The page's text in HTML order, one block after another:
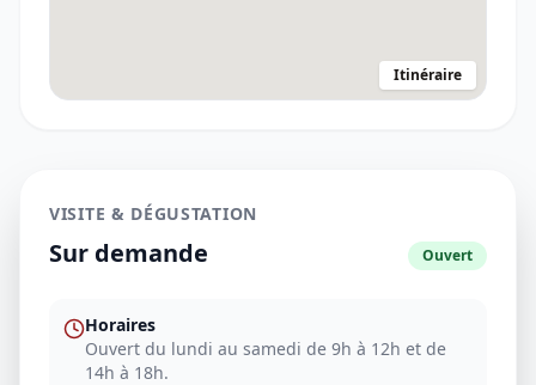
Itinéraire
VISITE & DÉGUSTATION
Sur demande Ouvert
Horaires
Ouvert du lundi au samedi de 9h à 12h et de
14h à 18h.